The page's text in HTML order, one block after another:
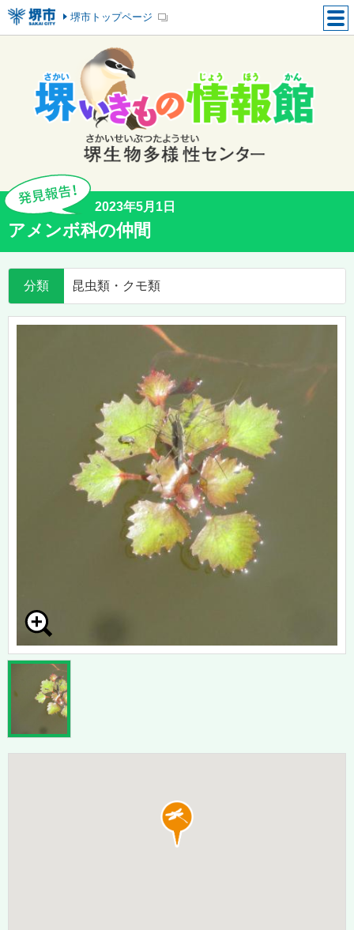
堺市トップページ
2023年5月1日
アメンボ科の仲間
分類 昆虫類・クモ類